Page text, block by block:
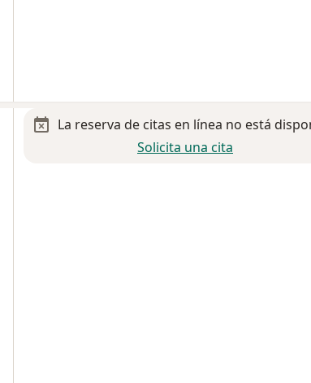
La reserva de citas en línea no está
Solicita una cita